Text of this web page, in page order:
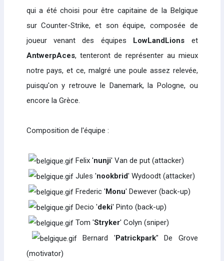
qui a été choisi pour être capitaine de la Belgique
sur Counter-Strike, et son équipe, composée de
joueur venant des équipes LowLandLions et
AntwerpAces, tenteront de représenter au mieux
notre pays, et ce, malgré une poule assez relevée,
puisqu'on y retrouve le Danemark, la Pologne, ou
encore la Grèce.
Composition de l'équipe :
Felix 'nunji' Van de put (attacker)
Jules 'nookbrid' Wydoodt (attacker)
Frederic 'Monu' Dewever (back-up)
Decio 'deki' Pinto (back-up)
Tom 'Stryker' Colyn (sniper)
Bernard 'Patrickpark" De Grove
(motivator)